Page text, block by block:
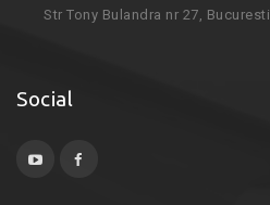
Str Tony Bulandra nr 27, Bucuresti
Social